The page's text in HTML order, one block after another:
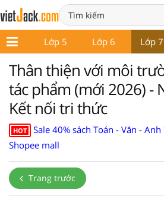
4 Lớp 5 Lớp 6 Lớp 7
Thân thiện với môi
tác phẩm (mới 2026) -
Kết nối tri thức
HOT
Sale 40% sách Toán - Văn -
Shopee mall
Trang trước